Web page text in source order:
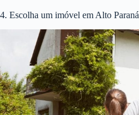
4. Escolha um imóvel em Alto Paraná